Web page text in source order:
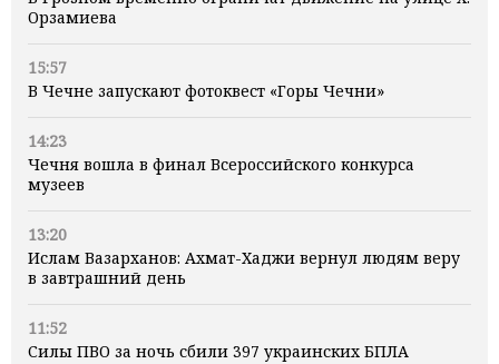
Орзамиева
15:57
В Чечне запускают фотоквест «Горы Чечни»
14:23
Чечня вошла в финал Всероссийского конкурса
музеев
13:20
Ислам Вазарханов: Ахмат-Хаджи вернул людям веру
в завтрашний день
11:52
Силы ПВО за ночь сбили 397 украинских БПЛА